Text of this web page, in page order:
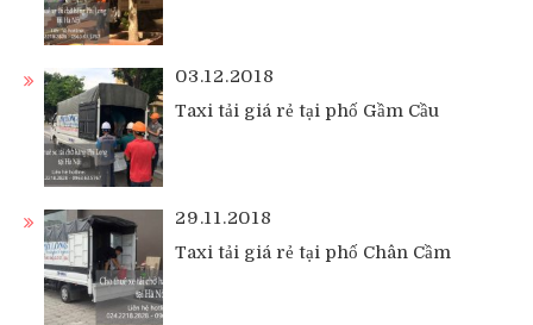
03.12.2018
Taxi tải giá rẻ tại phố Gầm Cầu
29.11.2018
Taxi tải giá rẻ tại phố Chân Cầm